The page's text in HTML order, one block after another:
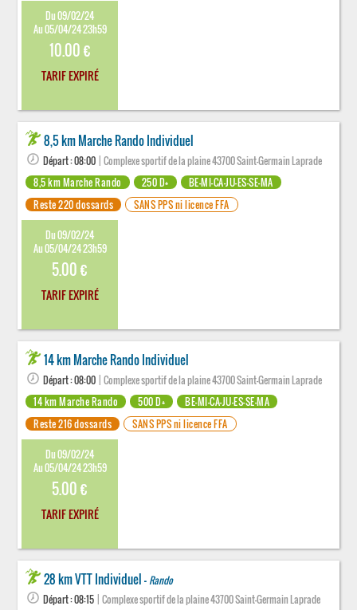
Du 09/02/24
Au 05/04/24 23h59
10.00 €
TARIF EXPIRÉ
8,5 km Marche Rando Individuel
Départ : 08:00 | Complexe sportif de la plaine 43700 Saint-Germain Laprade
8,5 km Marche Rando
250 D+
BE-MI-CA-JU-ES-SE-MA
Reste 220 dossards
SANS PPS ni licence FFA
Du 09/02/24
Au 05/04/24 23h59
5.00 €
TARIF EXPIRÉ
14 km Marche Rando Individuel
Départ : 08:00 | Complexe sportif de la plaine 43700 Saint-Germain Laprade
14 km Marche Rando
500 D+
BE-MI-CA-JU-ES-SE-MA
Reste 216 dossards
SANS PPS ni licence FFA
Du 09/02/24
Au 05/04/24 23h59
5.00 €
TARIF EXPIRÉ
28 km VTT Individuel - Rando
Départ : 08:15 | Complexe sportif de la plaine 43700 Saint-Germain Laprade